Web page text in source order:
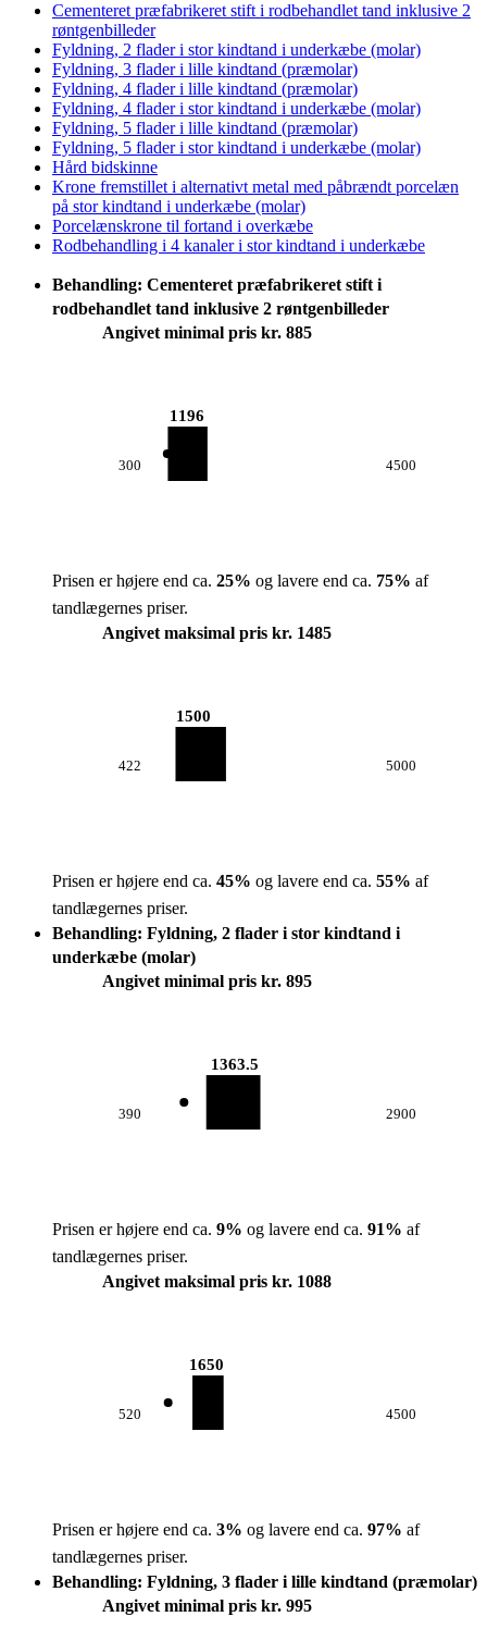
Cementeret præfabrikeret stift i rodbehandlet tand inklusive 2
røntgenbilleder
Fyldning, 2 flader i stor kindtand i underkæbe (molar)
Fyldning, 3 flader i lille kindtand (præmolar)
Fyldning, 4 flader i lille kindtand (præmolar)
Fyldning, 4 flader i stor kindtand i underkæbe (molar)
Fyldning, 5 flader i lille kindtand (præmolar)
Fyldning, 5 flader i stor kindtand i underkæbe (molar)
Hård bidskinne
Krone fremstillet i alternativt metal med påbrændt porcelæn
på stor kindtand i underkæbe (molar)
Porcelænskrone til fortand i overkæbe
Rodbehandling i 4 kanaler i stor kindtand i underkæbe
Behandling: Cementeret præfabrikeret stift i
rodbehandlet tand inklusive 2 røntgenbilleder
Angivet minimal pris kr. 885
300
1196
4500
Prisen er højere end ca. 25% og lavere end ca. 75% af
tandlægernes priser.
Angivet maksimal pris kr. 1485
422
1500
5000
Prisen er højere end ca. 45% og lavere end ca. 55% af
tandlægernes priser.
Behandling: Fyldning, 2 flader i stor kindtand i
underkæbe (molar)
Angivet minimal pris kr. 895
390
1363.5
2900
Prisen er højere end ca. 9% og lavere end ca. 91% af
tandlægernes priser.
Angivet maksimal pris kr. 1088
520
1650
4500
Prisen er højere end ca. 3% og lavere end ca. 97% af
tandlægernes priser.
Behandling: Fyldning, 3 flader i lille kindtand (præmolar)
Angivet minimal pris kr. 995